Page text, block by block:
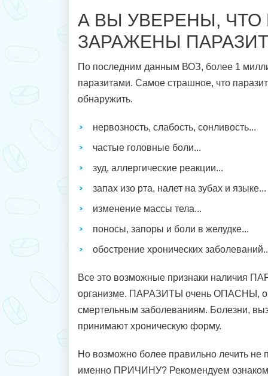
А ВЫ УВЕРЕНЫ, ЧТО
ЗАРАЖЕНЫ
По последним данным ВОЗ, более 1
паразитами. Самое страшное, что
обнаружить.
нервозность, слабость, сонливость...
частые головные боли...
зуд, аллергические реакции...
запах изо рта, налет на зубах и языке...
изменение массы тела...
поносы, запоры и боли в желудке...
обострение хронических
Все это возможные признаки наличия
организме. ПАРАЗИТЫ очень ОПАСНЫ,
смертельным заболеваниям. Болезни,
принимают хроническую форму.
Но возможно более правильно лечить не
именно ПРИЧИНУ? Рекомендуем